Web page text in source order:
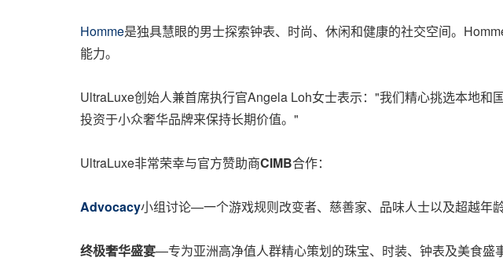
Homme是独具慧眼的男士探索钟表、时尚、休闲和健康的社交空间。
能力。
UltraLuxe创始人兼首席执行官Angela Loh女士表示："我们精心挑选本地
投资于小众奢华品牌来保持长期价值。"
UltraLuxe非常荣幸与官方赞助商CIMB合作：
Advocacy小组讨论—一个游戏规则改变者、慈善家、品味人士以及超越年
终极奢华盛宴—专为亚洲高净值人群精心策划的珠宝、时装、钟表及美食盛